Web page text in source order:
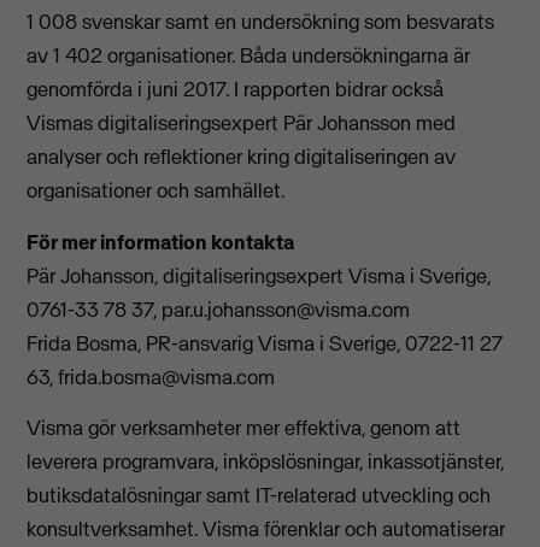
1 008 svenskar samt en undersökning som besvarats
av 1 402 organisationer. Båda undersökningarna är
genomförda i juni 2017. I rapporten bidrar också
Vismas digitaliseringsexpert Pär Johansson med
analyser och reflektioner kring digitaliseringen av
organisationer och samhället.
För mer information kontakta
Pär Johansson, digitaliseringsexpert Visma i Sverige,
0761-33 78 37, par.u.johansson@visma.com
Frida Bosma, PR-ansvarig Visma i Sverige, 0722-11 27
63,frida.bosma@visma.com
Visma gör verksamheter mer effektiva, genom att
leverera programvara, inköpslösningar, inkassotjänster,
butiksdatalösningar samt IT-relaterad utveckling och
konsultverksamhet. Visma förenklar och automatiserar